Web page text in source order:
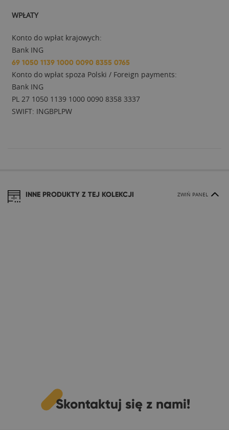
WPŁATY
Konto do wpłat krajowych:
Bank ING
69 1050 1139 1000 0090 8355 0765
Konto do wpłat spoza Polski / Foreign payments:
Bank ING
PL 27 1050 1139 1000 0090 8358 3337
SWIFT: INGBPLPW
INNE PRODUKTY Z TEJ KOLEKCJI ZWIŃ PANEL
Skontaktuj się z nami!